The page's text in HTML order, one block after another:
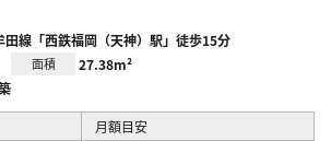
田線「西鉄福岡（天神）駅」徒歩15分
面積 27.38m²
月額目安